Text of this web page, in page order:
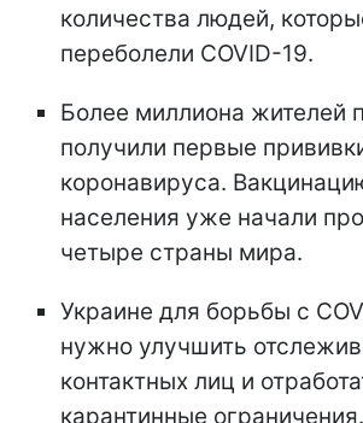
количества людей,
переболели COVID-19.
Более миллиона жителей
получили первые
коронавируса.
населения уже начали
четыре страны мира.
Украине для борьбы с
нужно улучшить
контактных лиц и
карантинные